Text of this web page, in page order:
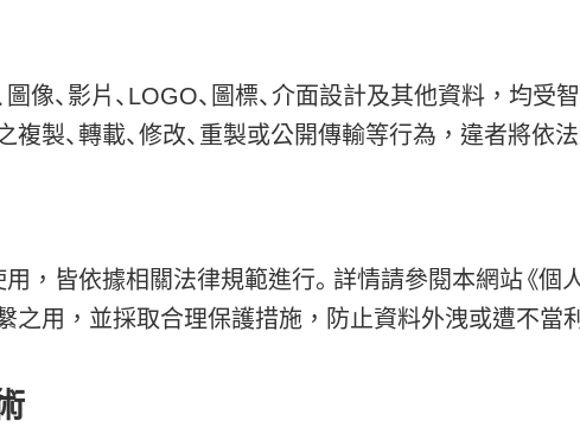
像、影片、LOGO、圖標、介面設計及其他資料，均受
製、轉載、修改、重製或公開傳輸等行為，違者將依法
，皆依據相關法律規範進行。詳情請參閱本網站《個人
用，並採取合理保護措施，防止資料外洩或遭不當利